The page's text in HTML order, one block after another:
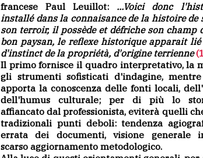
francese Paul Leuillot: ...Voici donc
installé dans la connaisance de la histoire de
son terroir, il possède et défriche son champ
bon paysan, le reflexe historique apparait
d'instinct de la propriétà, d'origine terrienne
Il primo fornisce il quadro interpretativo, la
gli strumenti sofisticati d'indagine,
apporta la conoscenza delle fonti locali,
dell'humus culturale; per di più lo
affiancato dal professionista, eviterà quelli
tradizionali punti deboli: tendenza
errata dei documenti, visione generale
scarso aggiornamento metodologico.